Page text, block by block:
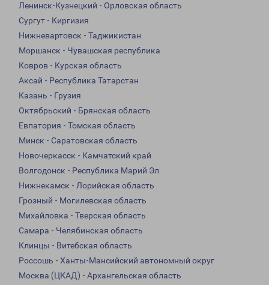
Ленинск-Кузнецкий - Орловская область
Сургут - Киргизия
Нижневартовск - Таджикистан
Моршанск - Чувашская республика
Ковров - Курская область
Аксай - Республика Татарстан
Казань - Грузия
Октябрьский - Брянская область
Евпатория - Томская область
Минск - Саратовская область
Новочеркасск - Камчатский край
Волгодонск - Республика Марий Эл
Нижнекамск - Лорийская область
Грозный - Могилевская область
Михайловка - Тверская область
Самара - Челябинская область
Клинцы - Витебская область
Россошь - Ханты-Мансийский автономный округ
Москва (ЦКАД) - Архангельская область